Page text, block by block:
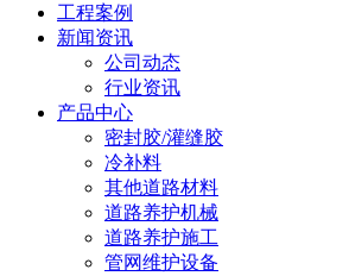
工程案例
新闻资讯
公司动态
行业资讯
产品中心
密封胶/灌缝胶
冷补料
其他道路材料
道路养护机械
道路养护施工
管网维护设备